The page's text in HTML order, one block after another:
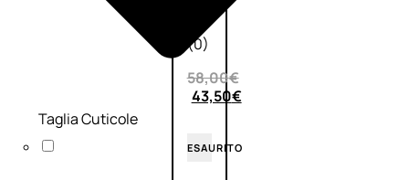
(0)
58,00€
43,50€
ESAURITO
Taglia Cuticole